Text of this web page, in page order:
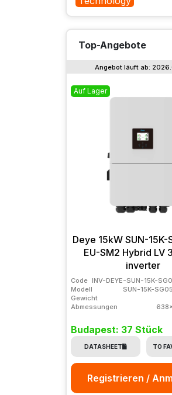
Top-Angebote
Auf Lager
Deye 15kW SUN-15K-
EU-SM2 Hybrid LV
inverter
Code INV-DEYE-SUN-15K-
Modell
SUN-15K-
Gewicht
Abmessungen
Budapest: 37 Stück
DATASHEET TO
Registrieren /
Angebot läuft ab: